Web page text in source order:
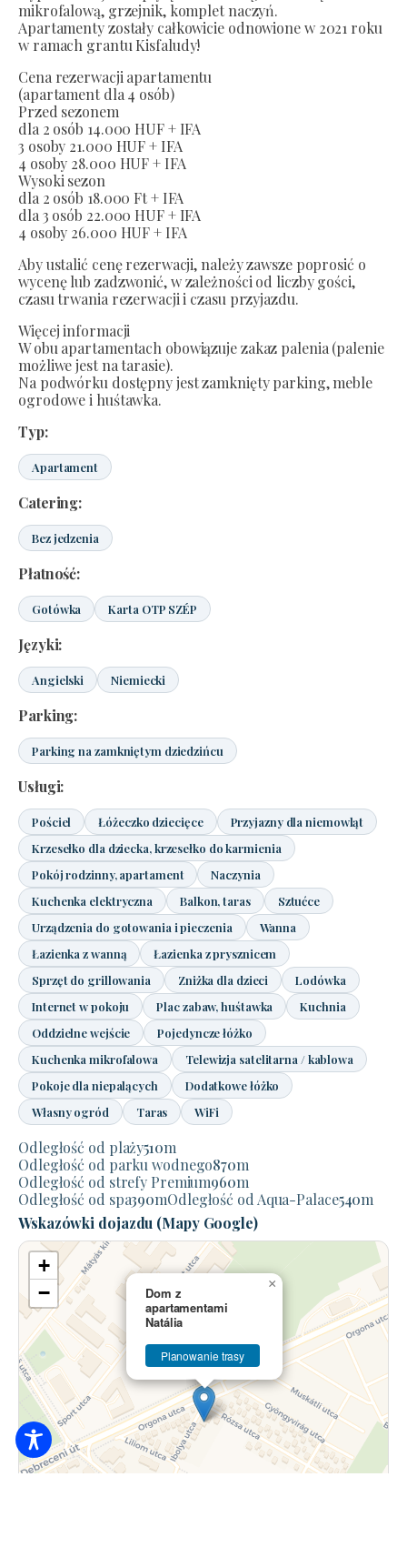
mikrofalową, grzejnik, komplet naczyń.
Apartamenty zostały całkowicie odnowione w 2021 roku
w ramach grantu Kisfaludy!
Cena rezerwacji apartamentu
(apartament dla 4 osób)
Przed sezonem
dla 2 osób 14.000 HUF + IFA
3 osoby 21.000 HUF + IFA
4 osoby 28.000 HUF + IFA
Wysoki sezon
dla 2 osób 18.000 Ft + IFA
dla 3 osób 22.000 HUF + IFA
4 osoby 26.000 HUF + IFA
Aby ustalić cenę rezerwacji, należy zawsze poprosić o
wycenę lub zadzwonić, w zależności od liczby gości,
czasu trwania rezerwacji i czasu przyjazdu.
Więcej informacji
W obu apartamentach obowiązuje zakaz palenia (palenie
możliwe jest na tarasie).
Na podwórku dostępny jest zamknięty parking, meble
ogrodowe i huśtawka.
Typ:
Apartament
Catering:
Bez jedzenia
Płatność:
Gotówka Karta OTP SZÉP
Języki:
Angielski Niemiecki
Parking:
Parking na zamkniętym dziedzińcu
Usługi:
Pościel Łóżeczko dziecięce
Przyjazny dla niemowląt
Krzesełko dla dziecka, krzesełko do karmienia
Pokój rodzinny, apartament
Naczynia
Kuchenka elektryczna
Balkon, taras
Sztućce
Urządzenia do gotowania i pieczenia
Wanna
Łazienka z wanną
Łazienka z prysznicem
Sprzęt do grillowania
Zniżka dla dzieci
Lodówka
Internet w pokoju
Plac zabaw, huśtawka
Kuchnia
Oddzielne wejście
Pojedyncze łóżko
Kuchenka mikrofalowa
Telewizja satelitarna / kablowa
Pokoje dla niepalących
Dodatkowe łóżko
Własny ogród
Taras WiFi
Odległość od plaży510m
Odległość od parku wodnego870m
Odległość od strefy Premium960m
Odległość od spa390mOdległość od Aqua-Palace540m
Wskazówki dojazdu (Mapy Google)
Dom z
apartamentami
Natália
Planowanie trasy
×
+
−